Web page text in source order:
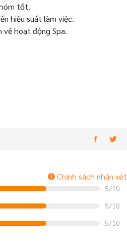
tốt.
hiệu suất làm việc.
hoạt động Spa.
Chính sách nhận xét
5/10
5/10
5/10